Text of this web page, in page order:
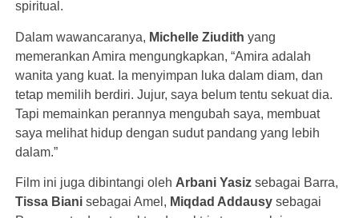
spiritual.
Dalam wawancaranya, Michelle Ziudith yang
memerankan Amira mengungkapkan, “Amira adalah
wanita yang kuat. Ia menyimpan luka dalam diam, dan
tetap memilih berdiri. Jujur, saya belum tentu sekuat dia.
Tapi memainkan perannya mengubah saya, membuat
saya melihat hidup dengan sudut pandang yang lebih
dalam.”
Film ini juga dibintangi oleh Arbani Yasiz sebagai Barra,
Tissa Biani sebagai Amel, Miqdad Addausy sebagai